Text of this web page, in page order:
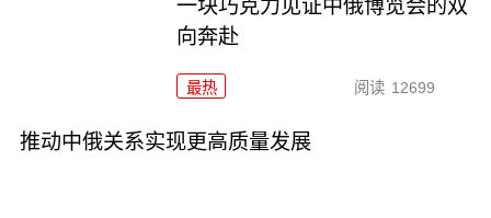
一块巧克力见证中俄博览会的双
向奔赴
最热 阅读 12699
推动中俄关系实现更高质量发展